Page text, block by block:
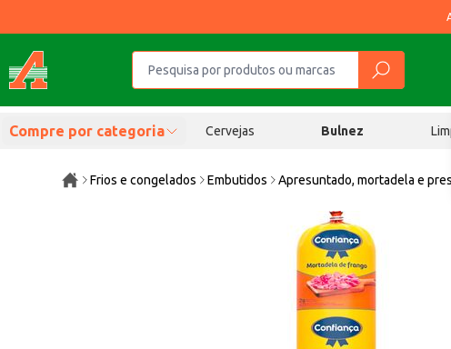
Compre por categoria Cervejas Bulnez
Frios e congelados Embutidos Apresuntado, mortadela e